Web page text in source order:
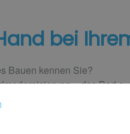
bei
Bauen kennen Sie?
– das Bad
Badgestaltung – durch die
aus dem Umland.